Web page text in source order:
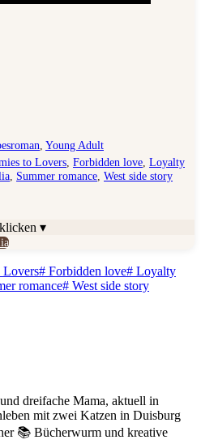
Young Adult
to Lovers Forbidden love Loyalty
Summer romance West side story
▾
Lovers# Forbidden love# Loyalty
romance# West side story
dreifache Mama, aktuell in
mit zwei Katzen in Duisburg
📚 Bücherwurm und kreative